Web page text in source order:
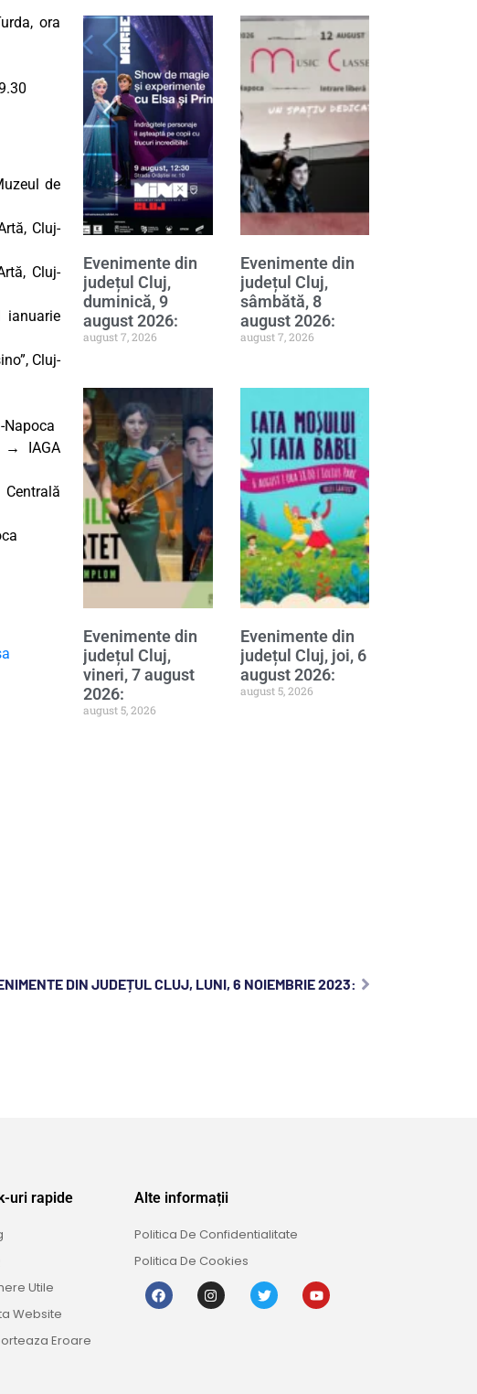
ora
de
Cluj-
Cluj-
ianuarie
Cluj-
→ IAGA
Evenimente din
județul Cluj,
duminică, 9
august 2026:
august 7, 2026
Evenimente din
județul Cluj,
sâmbătă, 8
august 2026:
august 7, 2026
Evenimente din
județul Cluj,
vineri, 7 august
2026:
august 5, 2026
Evenimente din
județul Cluj, joi, 6
august 2026:
august 5, 2026
DIN JUDEȚUL CLUJ, LUNI, 6 NOIEMBRIE 2023:
uri rapide
Utile
Website
Eroare
Alte informații
Politica De Confidentialitate
Politica De Cookies